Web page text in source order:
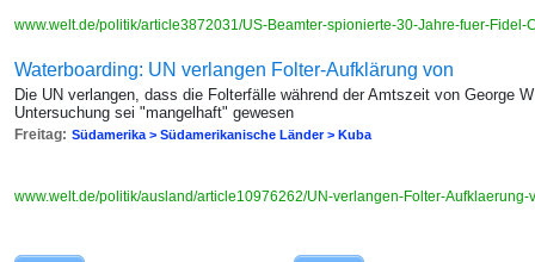
www.welt.de/politik/article3872031/US-Beamter-spionierte-30-Jahre-fuer-Fidel-
Waterboarding: UN verlangen Folter-Aufklärung von
Die UN verlangen, dass die Folterfälle während der Amtszeit von George
Untersuchung sei "mangelhaft" gewesen
Freitag: Südamerika > Südamerikanische Länder > Kuba
www.welt.de/politik/ausland/article10976262/UN-verlangen-Folter-